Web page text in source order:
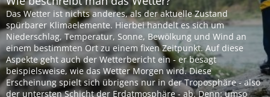
Das Wetter ist nichts anderes, als der aktuelle Zustand
spürbarer Klimaelemente. Hierbei handelt es sich um
Niederschlag, Temperatur, Sonne, Bewölkung und Wind an
einem bestimmten Ort zu einem fixen Zeitpunkt. Auf diese
Aspekte geht auch der Wetterbericht ein - er besagt
beispielsweise, wie das Wetter Morgen wird. Diese
Erscheinung spielt sich übrigens nur in der Troposphäre - also
der untersten Schicht der Erdatmosphäre - ab. Denn: umso